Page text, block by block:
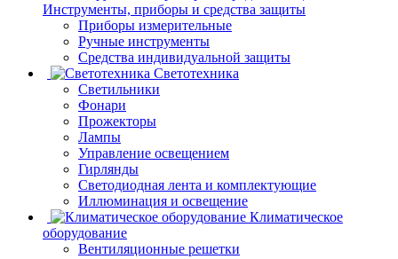
Инструменты, приборы и средства защиты
Приборы измерительные
Ручные инструменты
Средства индивидуальной защиты
Светотехника
Светильники
Фонари
Прожекторы
Лампы
Управление освещением
Гирлянды
Светодиодная лента и комплектующие
Иллюминация и освещение
Климатическое
оборудование
Вентиляционные решетки